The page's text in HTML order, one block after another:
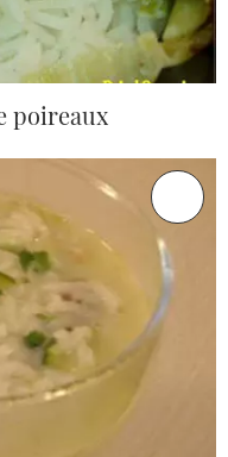
poireaux